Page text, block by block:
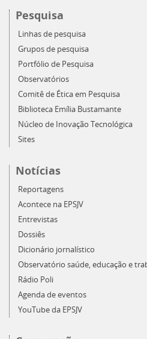
Pesquisa
Linhas de pesquisa
Grupos de pesquisa
Portfólio de Pesquisa
Observatórios
Comitê de Ética em Pesquisa
Biblioteca Emília Bustamante
Núcleo de Inovação Tecnológica
Sites
Notícias
Reportagens
Acontece na EPSJV
Entrevistas
Dossiês
Dicionário jornalístico
Observatório saúde, educação e
Rádio Poli
Agenda de eventos
YouTube da EPSJV